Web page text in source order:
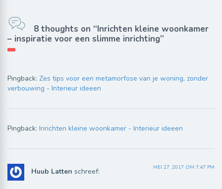
8 thoughts on “Inrichten kleine woonkamer
– inspiratie voor een slimme inrichting”
Pingback: Zes tips voor een metamorfose van je woning, zonder
verbouwing - Interieur ideeen
Pingback: Inrichten kleine woonkamer - Interieur ideeen
Huub Latten schreef: MEI 27, 2017 OM 7:47 PM